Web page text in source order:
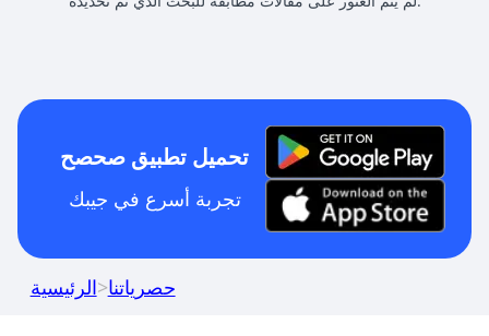
تحميل تطبيق صحصح
تجربة أسرع في جيبك
الرئيسية>حصرياتنا